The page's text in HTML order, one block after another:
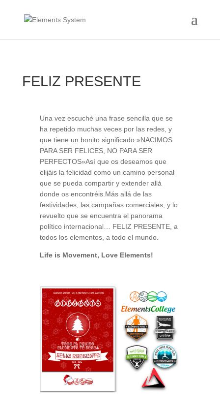
FELIZ PRESENTE
Una vez escuché una frase sencilla que se
ha repetido muchas veces por las redes, y
que tiene un bonito significado:»NACIMOS
PARA SER FELICES, NO PARA SER
PERFECTOS»Así que os deseamos que
elijáis la felicidad como un camino personal
que se pueda compartir y extender allá
donde os encontréis.Más allá de las
festividades, las campañas comerciales, y lo
revuelto que se encuentra el panorama
político internacional… FELIZ PRESENTE, a
todos los elementos, a todo el mundo.
Life is Movement, Love Elements!